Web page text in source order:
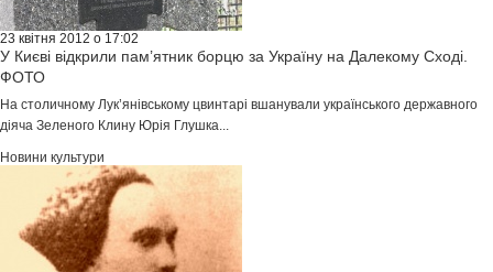
23 квітня 2012 о 17:02
У Києві відкрили пам’ятник борцю за Україну на Далекому Сході.
ФОТО
На столичному Лук’янівському цвинтарі вшанували українського державного
діяча Зеленого Клину Юрія Глушка...
Новини культури